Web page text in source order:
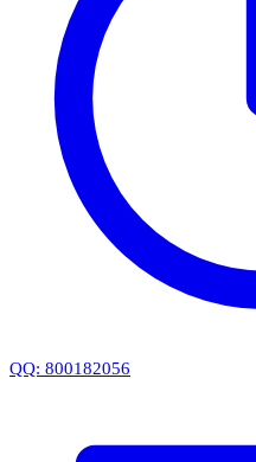
QQ: 800182056